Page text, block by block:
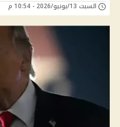
السبت 13/يونيو/2026 - 10:54 م